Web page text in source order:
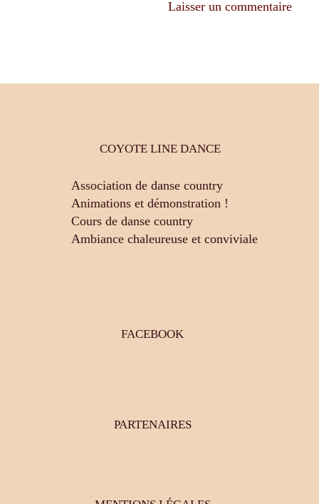
COYOTE LINE DANCE
Association de danse country
Animations et démonstration !
Cours de danse country
Ambiance chaleureuse et conviviale
FACEBOOK
PARTENAIRES